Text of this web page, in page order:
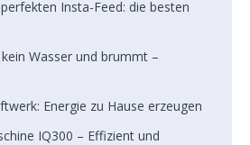
Insta-Feed: die besten
Wasser und brummt –
Energie zu Hause erzeugen
IQ300 – Effizient und